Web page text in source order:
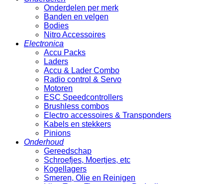
Onderdelen per merk
Banden en velgen
Bodies
Nitro Accessoires
Electronica
Accu Packs
Laders
Accu & Lader Combo
Radio control & Servo
Motoren
ESC Speedcontrollers
Brushless combos
Electro accessoires & Transponders
Kabels en stekkers
Pinions
Onderhoud
Gereedschap
Schroefjes, Moertjes, etc
Kogellagers
Smeren, Olie en Reinigen